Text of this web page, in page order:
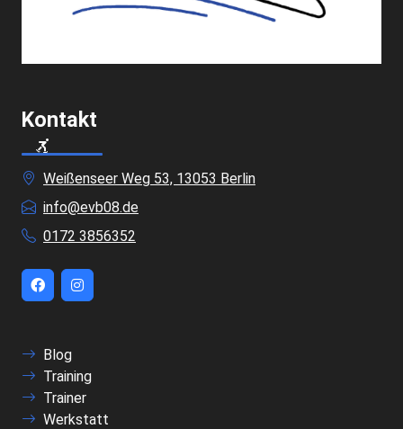
Kontakt
Weißenseer Weg 53, 13053 Berlin
info@evb08.de
0172 3856352
Blog
Training
Trainer
Werkstatt